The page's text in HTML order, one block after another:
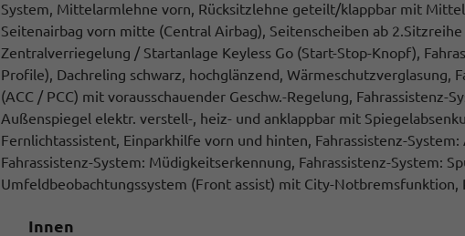
System, Mittelarmlehne vorn, Rücksitzlehne geteilt/klappbar mit
Seitenairbag vorn mitte (Central Airbag), Seitenscheiben ab
Zentralverriegelung / Startanlage Keyless Go (Start-Stop-Knopf),
Profile), Dachreling schwarz, hochglänzend, Wärmeschutzverglasung,
(ACC / PCC) mit vorausschauender Geschw.-Regelung,
Außenspiegel elektr. verstell-, heiz- und anklappbar mit
Fernlichtassistent, Einparkhilfe vorn und hinten, Fahrassistenz-
Fahrassistenz-System: Müdigkeitserkennung, Fahrassistenz-System:
Umfeldbeobachtungssystem (Front assist) mit City-
Innen